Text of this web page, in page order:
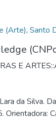
(Arte), Santo
E
da Silva.